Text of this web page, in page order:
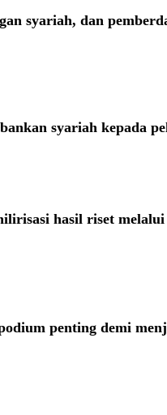
syariah, dan
syariah kepada
hasil riset
penting demi